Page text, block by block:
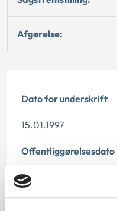
Afgørelse:
Dato for underskrift
15.01.1997
Offentliggørelsesdato
11.07.2013